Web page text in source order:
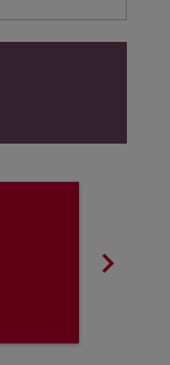
chevron_right